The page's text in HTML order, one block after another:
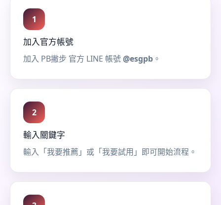
1
加入官方帳號
加入 PB撇步 官方 LINE 帳號@esgpb 。
2
輸入關鍵字
輸入「我要推薦」或「我要試用」即可開始流程。